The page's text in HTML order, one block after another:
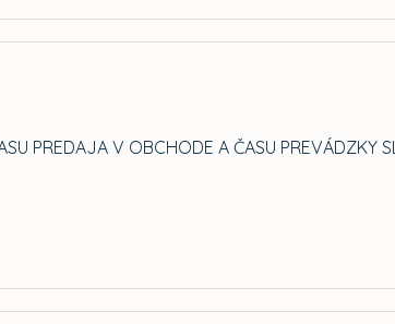
PREDAJA V OBCHODE A ČASU PREVÁDZKY